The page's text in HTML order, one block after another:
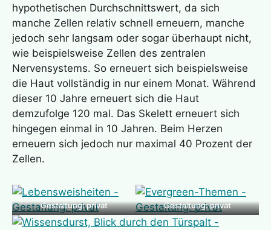
hypothetischen Durchschnittswert, da sich
manche Zellen relativ schnell erneuern, manche
jedoch sehr langsam oder sogar überhaupt nicht,
wie beispielsweise Zellen des zentralen
Nervensystems. So erneuert sich beispielsweise
die Haut vollständig in nur einem Monat. Während
dieser 10 Jahre erneuert sich die Haut
demzufolge 120 mal. Das Skelett erneuert sich
hingegen einmal in 10 Jahren. Beim Herzen
erneuern sich jedoch nur maximal 40 Prozent der
Zellen.
Gestaltung: privat Gestaltung: privat